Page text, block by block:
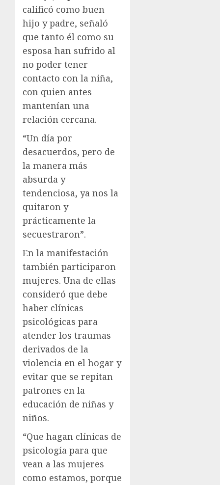
calificó como buen
hijo y padre, señaló
que tanto él como su
esposa han sufrido al
no poder tener
contacto con la niña,
con quien antes
mantenían una
relación cercana.
“Un día por
desacuerdos, pero de
la manera más
absurda y
tendenciosa, ya nos la
quitaron y
prácticamente la
secuestraron”.
En la manifestación
también participaron
mujeres. Una de ellas
consideró que debe
haber clínicas
psicológicas para
atender los traumas
derivados de la
violencia en el hogar y
evitar que se repitan
patrones en la
educación de niñas y
niños.
“Que hagan clínicas de
psicología para que
vean a las mujeres
como estamos, porque